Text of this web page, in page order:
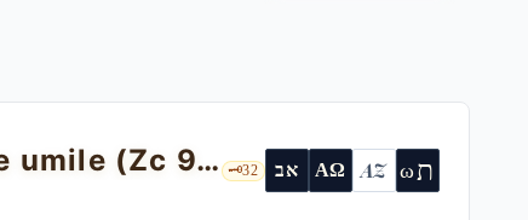
Zaccaria 9 — il "peso" della parola e il Re umile (Zc 9,9) 🗝️32 אב ΑΩ AZ ωת